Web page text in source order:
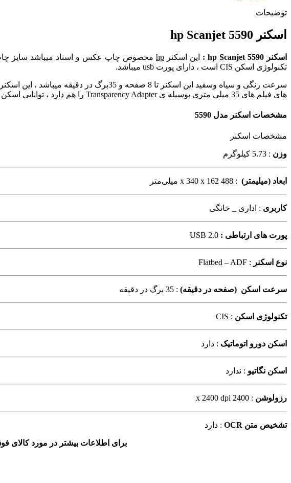
توضیحات
اسکنر hp Scanjet 5590
اسکنر hp Scanjet 5590 : این اسکنرhp
تکنولوژی اسکن CIS است ، دارای پورت usb میباشد.
های فیلم های 35 میلی متری بوسیله ی Transparency Adapter را هم دارد ، توانایی اسکن خودکار اسناد چند صفحه ای به صورت پشت و رو برای OCR، فکس و کپی را دارد
مشخصات اسکنر مدل 5590
مشخصات اسکنر
وزن : 5.73 کیلوگرم
ابعاد (میلیمتر) : 488 x 340 x 162 میلی‌متر
کاربری : اداری _ خانگی
پورت های ارتباطی : USB 2.0
نوع اسکنر : Flatbed – ADF
سرعت اسکن (صفحه در دقیقه) : 35 برگ در دقیقه
تکنولوژی اسکن : CIS
اسکن دورو اتوماتیک : دارد
اسکن نگاتیو : ندارد
رزولوشن : 2400 x 2400 dpi
تشخیص متن OCR : دارد
برای اطلاعات بیشتر در مورد کالای